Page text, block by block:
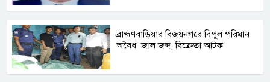
ব্রাহ্মণবাড়িয়ার বিজয়নগরে বিপুল পরিমান
অবৈধ জাল জব্দ, বিক্রেতা আটক